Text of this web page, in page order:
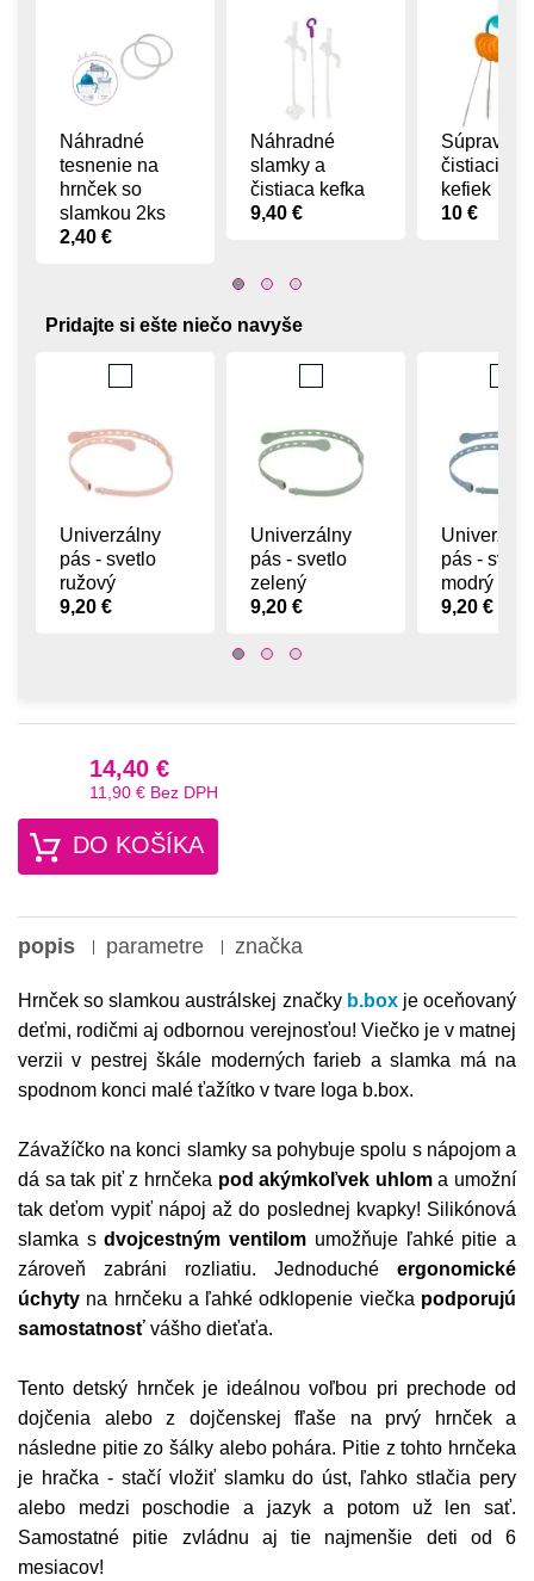
Náhradné
tesnenie na
hrnček so
slamkou 2ks
2,40 €
Náhradné
slamky a
čistiaca kefka
9,40 €
Súprava
čistiacich
kefiek
10 €
Pridajte si ešte niečo navyše
Univerzálny
pás - svetlo
ružový
9,20 €
Univerzálny
pás - svetlo
zelený
9,20 €
pás -
modrý
9,20 €
14,40 €
11,90 € Bez DPH
DO KOŠÍKA
popis parametre značka
Hrnček so slamkou austrálskej značky b.boxje oceňovaný
deťmi, rodičmi aj odbornou verejnosťou! Viečko je v matnej
verzii v pestrej škále moderných farieb a slamka má na
spodnom konci malé ťažítko v tvare loga b.box.
Závažíčko na konci slamky sa pohybuje spolu s nápojom a
dá sa tak piť z hrnčeka pod akýmkoľvek uhloma umožní
tak deťom vypiť nápoj až do poslednej kvapky! Silikónová
slamka sdvojcestným ventilom umožňuje ľahké pitie a
zároveň zabráni rozliatiu. Jednoduché ergonomické
úchyty na hrnčeku a ľahké odklopenie viečka podporujú
samostatnosť vášho dieťaťa.
Tento detský hrnček je ideálnou voľbou pri prechode od
dojčenia alebo z dojčenskej fľaše na prvý hrnček a
následne pitie zo šálky alebo pohára. Pitie z tohto hrnčeka
je hračka - stačí vložiť slamku do úst, ľahko stlačia pery
alebo medzi poschodie a jazyk a potom už len sať.
Samostatné pitie zvládnu aj tie najmenšie deti od 6
mesiacov!